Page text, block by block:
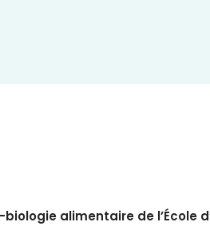
alimentaire de l’École